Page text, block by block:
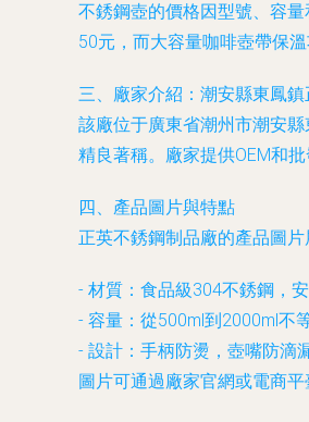
不銹鋼壺的價格因型號、容
50元，而大容量咖啡壺帶保
三、廠家介紹：潮安縣東鳳
該廠位于廣東省潮州市潮安
精良著稱。廠家提供OEM和
四、產品圖片與特點
正英不銹鋼制品廠的產品圖
- 材質：食品級304不銹鋼，安
- 容量：從500ml到2000ml不
- 設計：手柄防燙，壺嘴防滴
圖片可通過廠家官網或電商平